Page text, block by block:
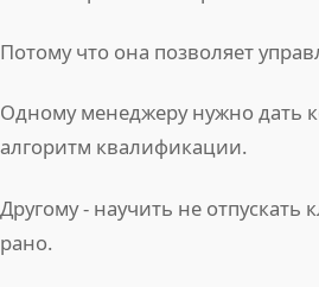
Потому что она позволяет
Одному менеджеру нужно дать
алгоритм квалификации.
Другому - научить не отпускать
рано.